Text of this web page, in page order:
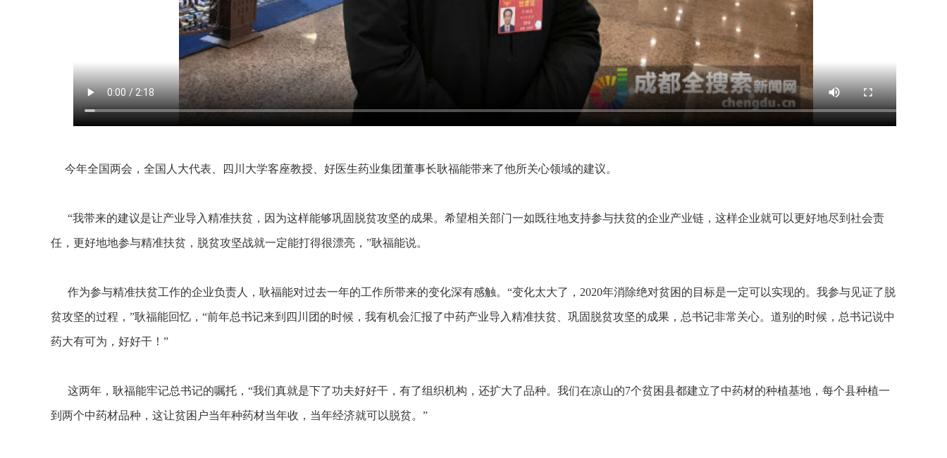
今年全国两会，全国人大代表、四川大学客座教授、好医生药业集团董事长耿福能带来了他所关心领域的建议。
“我带来的建议是让产业导入精准扶贫，因为这样能够巩固脱贫攻坚的成果。希望相关部门一如既往地支持参与扶贫的企业产业链，这样企业就可以更好地尽到社会责
任，更好地地参与精准扶贫，脱贫攻坚战就一定能打得很漂亮，”耿福能说。
作为参与精准扶贫工作的企业负责人，耿福能对过去一年的工作所带来的变化深有感触。“变化太大了，2020年消除绝对贫困的目标是一定可以实现的。我参与见证了脱
贫攻坚的过程，”耿福能回忆，“前年总书记来到四川团的时候，我有机会汇报了中药产业导入精准扶贫、巩固脱贫攻坚的成果，总书记非常关心。道别的时候，总书记说中
药大有可为，好好干！”
这两年，耿福能牢记总书记的嘱托，“我们真就是下了功夫好好干，有了组织机构，还扩大了品种。我们在凉山的7个贫困县都建立了中药材的种植基地，每个县种植一
到两个中药材品种，这让贫困户当年种药材当年收，当年经济就可以脱贫。”